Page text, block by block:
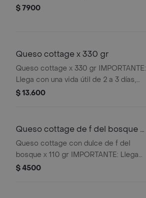
$ 7900
Queso cottage x 330 gr
Queso cottage x 330 gr IMPORTANTE:
Llega con una vida útil de 2 a 3 días,
conservando su frescura natural sin
mantenerte lleno y cuidar tu masa
muscular Perfecto para acompañar
con tus toppings favoritos, solo o en
recetas.
$ 13.600
Queso cottage de f del bosque x
110 gr
Queso cottage con dulce de f del
bosque x 110 gr IMPORTANTE: Llega
con una vida útil de 2 a 3 días,
$ 4500